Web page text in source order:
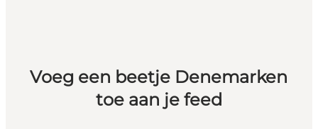
Voeg een beetje Denemarken
toe aan je feed